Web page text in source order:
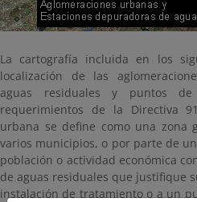
La cartografía incluida en los
localización de las
aguas residuales y puntos
requerimientos de la Directiva
urbana se define como una zona
varios municipios, o por parte de
población o actividad económica
de aguas residuales que justifique
instalación de tratamiento o a un